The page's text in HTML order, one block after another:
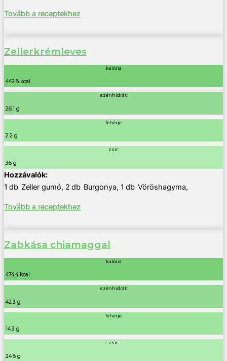
Tovább a receptekhez
Zellerkrémleves
kalória
442.8 kcal
szénhidrát:
26.1 g
fehérje
2.2 g
zsír:
36 g
1 db Zeller gumó, 2 db Burgonya, 1 db Vöröshagyma,
Tovább a receptekhez
Zabkása chiamaggal
kalória
474.4 kcal
szénhidrát:
42.3 g
fehérje
14.3 g
zsír:
24.8 g